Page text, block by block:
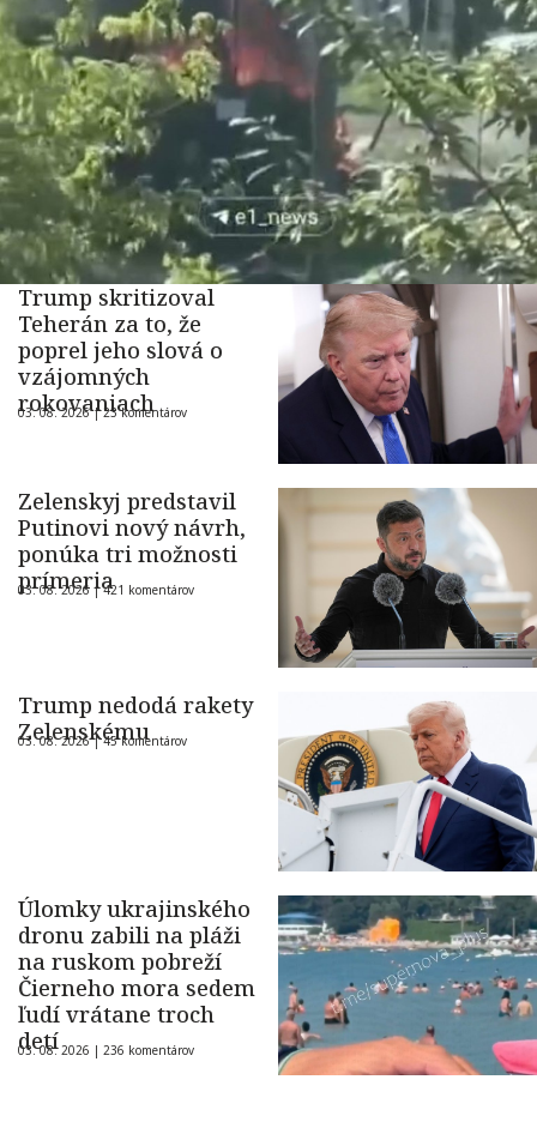
Trump skritizoval
Teherán za to, že
poprel jeho slová o
vzájomných
rokovaniach
03. 08. 2026 |23 komentárov
Zelenskyj predstavil
Putinovi nový návrh,
ponúka tri možnosti
prímeria
03. 08. 2026 |421 komentárov
Trump nedodá rakety
Zelenskému
03. 08. 2026 |45 komentárov
Úlomky ukrajinského
dronu zabili na pláži
na ruskom pobreží
Čierneho mora sedem
ľudí vrátane troch
detí
03. 08. 2026 | 236 komentárov